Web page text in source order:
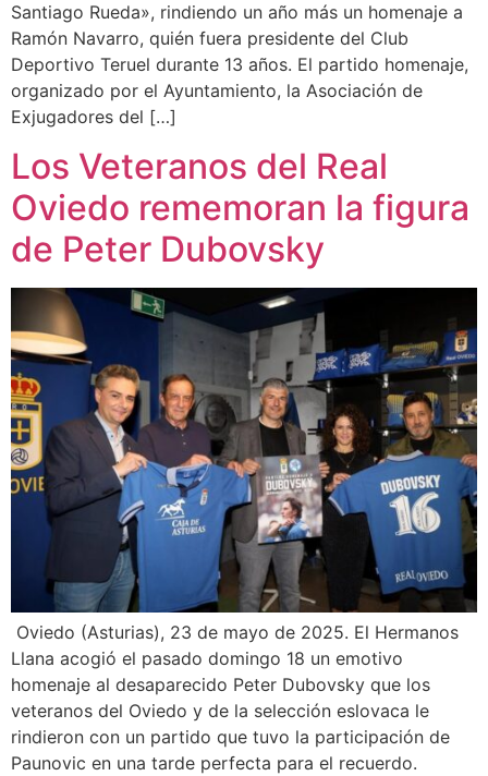
Santiago Rueda», rindiendo un año más un homenaje a
Ramón Navarro, quién fuera presidente del Club
Deportivo Teruel durante 13 años. El partido homenaje,
organizado por el Ayuntamiento, la Asociación de
Exjugadores del […]
Los Veteranos del Real
Oviedo rememoran la figura
de Peter Dubovsky
Oviedo (Asturias), 23 de mayo de 2025. El Hermanos
Llana acogió el pasado domingo 18 un emotivo
homenaje al desaparecido Peter Dubovsky que los
veteranos del Oviedo y de la selección eslovaca le
rindieron con un partido que tuvo la participación de
Paunovic en una tarde perfecta para el recuerdo.